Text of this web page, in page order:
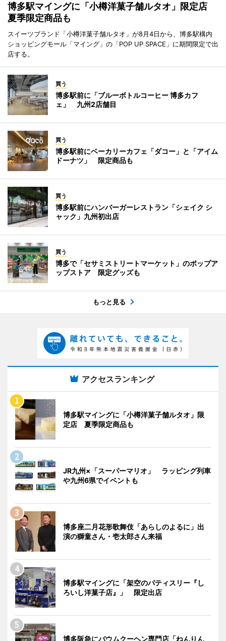
博多駅マイングに「小樽洋菓子舗ルタオ」限定店
夏季限定商品も
スイーツブランド「小樽洋菓子舗ルタオ」が8月4日から、博多駅構内
ショッピングモール「マイング」の「POP UP SPACE」に期間限定で出
店する。
買う
博多駅前に「ブルーボトルコーヒー 博多カフ
ェ」 九州2店舗目
買う
博多駅前にベーカリーカフェ「ダコー」と「アイム
ドーナツ」 限定商品も
買う
博多駅前にハンバーガーレストラン「シェイク シ
ャック」九州初出店
買う
博多で「セサミストリートマーケット」のポップア
ップストア 限定グッズも
もっと見る
アクセスランキング
博多駅マイングに「小樽洋菓子舗ルタオ」限
定店 夏季限定商品も
JR九州×「スーパーマリオ」 ラッピング列車
や九州6県でイベントも
博多座二月花形歌舞伎「あらしのよるに」出
演の獅童さん・壱太郎さん来福
博多駅マイングに「架空のパティスリー『し
ろいし洋菓子店』」 限定出店
博多阪急にバウムクーヘン専門店「ねんりん